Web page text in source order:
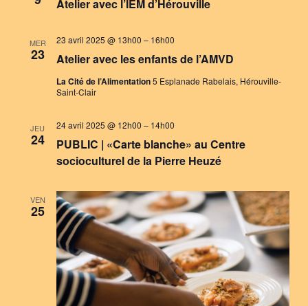
Atelier avec l’IEM d’Hérouville
MER
23 Atelier avec les enfants de l’AMVD
23 avril 2025 @ 13h00 – 16h00
La Cité de l’Alimentation5 Esplanade Rabelais, Hérouville-
Saint-Clair
JEU
24
PUBLIC | «Carte blanche» au Centre
socioculturel de la Pierre Heuzé
24 avril 2025 @ 12h00 – 14h00
VEN
25